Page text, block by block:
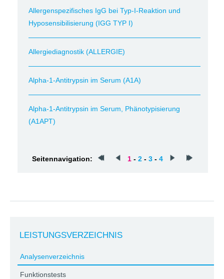
Allergenspezifisches IgG bei Typ-I-Reaktion und
Hyposensibilisierung (IGG TYP I)
Allergiediagnostik (ALLERGIE)
Alpha-1-Antitrypsin im Serum (A1A)
Alpha-1-Antitrypsin im Serum, Phänotypisierung
(A1APT)
Seitennavigation: 1 - 2 - 3 - 4
LEISTUNGSVERZEICHNIS
Analysenverzeichnis
Funktionstests